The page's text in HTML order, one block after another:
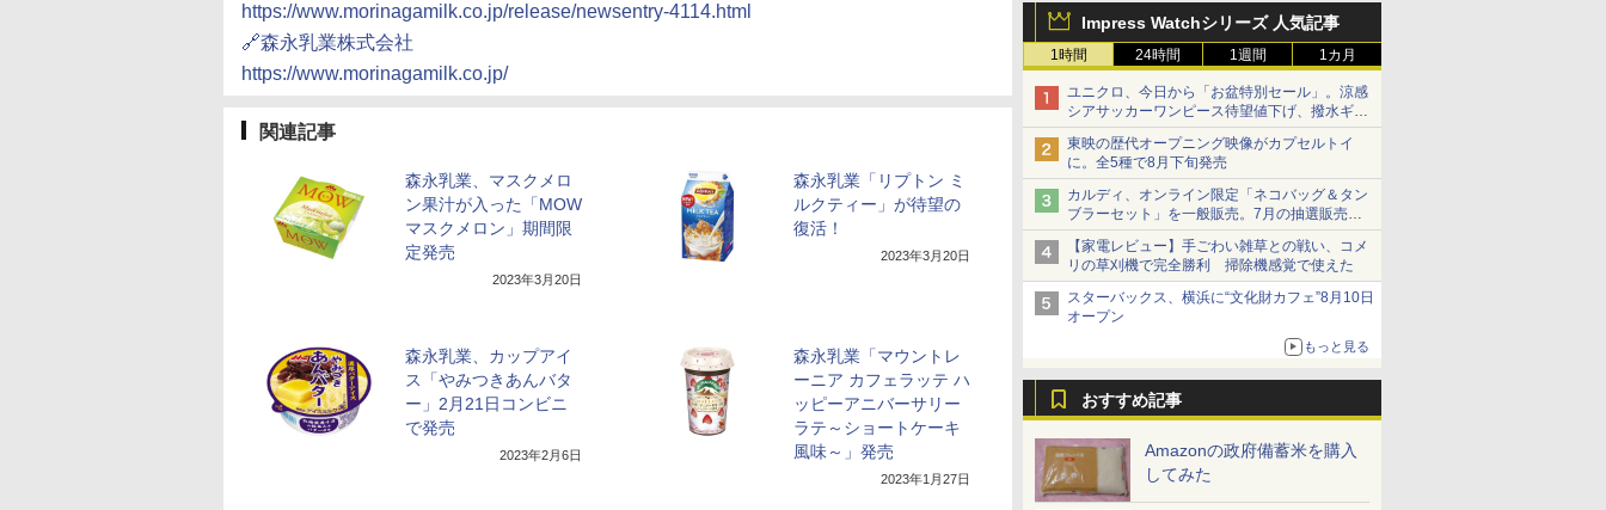
Impress Watchシリーズ 人気記事
1時間 24時間 1週間 1カ月
ユニクロ、今日から「お盆特別セール」。涼感
シアサッカーワンピース待望値下げ、撥水ギア
ショーツは1990円に
東映の歴代オープニング映像がカプセルトイ
に。全5種で8月下旬発売
カルディ、オンライン限定「ネコバッグ＆タン
ブラーセット」を一般販売。7月の抽選販売の
当選無効分
【家電レビュー】手ごわい雑草との戦い、コメ
リの草刈機で完全勝利 掃除機感覚で使えた
スターバックス、横浜に“文化財カフェ”8月10日
オープン
もっと見る
おすすめ記事
Amazonの政府備蓄米を購入
してみた
https://www.morinagamilk.co.jp/release/newsentry-4114.html
🔗森永乳業株式会社
https://www.morinagamilk.co.jp/
関連記事
森永乳業、マスクメロ
ン果汁が入った「MOW
マスクメロン」期間限
定発売
2023年3月20日
森永乳業「リプトン ミ
ルクティー」が待望の
復活！
2023年3月20日
森永乳業、カップアイ
ス「やみつきあんバタ
ー」2月21日コンビニ
で発売
2023年2月6日
森永乳業「マウントレ
ーニア カフェラッテ ハ
ッピーアニバーサリー
ラテ～ショートケーキ
風味～」発売
2023年1月27日